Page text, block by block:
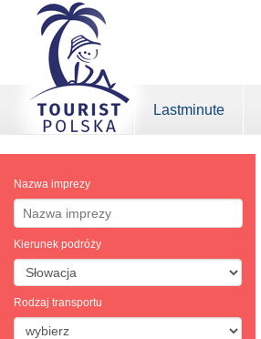
Lastminute
Nazwa imprezy
Kierunek podróży
Rodzaj transportu